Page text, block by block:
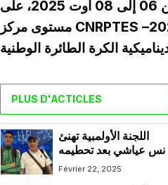
الملتقى الوطني للكرة الطائرة، وذلك في الفترة الممتدة من 06 إلى 08 أوت 2025، على
مستوى مركز CNRPTES بالسويدانية، وذلك في إطار تنفيذ برنامج العمل المعتمد للعهدة 2025–
PLUS D'ACTICLES
اللجنة الأولمبية تهنئ
يونس عياشي بعد تحطيمه
رقمه السابق في الوثب
Février 22, 2025